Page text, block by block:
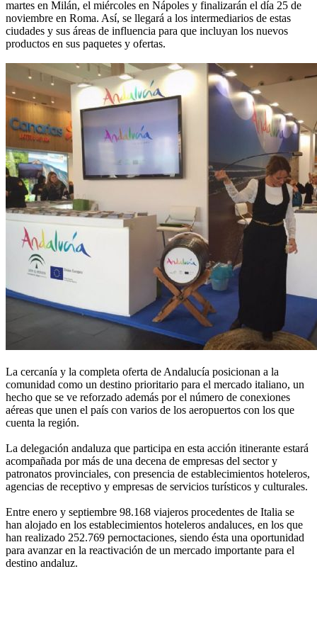
martes en Milán, el miércoles en Nápoles y finalizarán el día 25 de
noviembre en Roma. Así, se llegará a los intermediarios de estas
ciudades y sus áreas de influencia para que incluyan los nuevos
productos en sus paquetes y ofertas.
La cercanía y la completa oferta de Andalucía posicionan a la
comunidad como un destino prioritario para el mercado italiano, un
hecho que se ve reforzado además por el número de conexiones
aéreas que unen el país con varios de los aeropuertos con los que
cuenta la región.
La delegación andaluza que participa en esta acción itinerante estará
acompañada por más de una decena de empresas del sector y
patronatos provinciales, con presencia de establecimientos hoteleros,
agencias de receptivo y empresas de servicios turísticos y culturales.
Entre enero y septiembre 98.168 viajeros procedentes de Italia se
han alojado en los establecimientos hoteleros andaluces, en los que
han realizado 252.769 pernoctaciones, siendo ésta una oportunidad
para avanzar en la reactivación de un mercado importante para el
destino andaluz.